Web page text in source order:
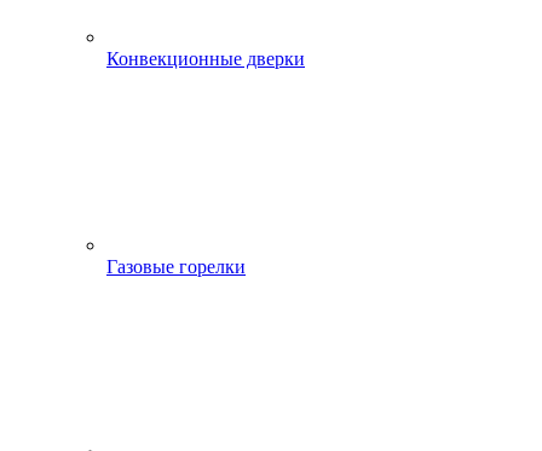
Конвекционные дверки
Газовые горелки